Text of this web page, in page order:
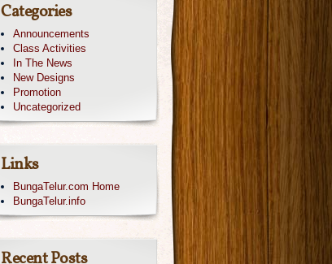
Categories
Announcements
Class Activities
In The News
New Designs
Promotion
Uncategorized
Links
BungaTelur.com Home
BungaTelur.info
Recent Posts